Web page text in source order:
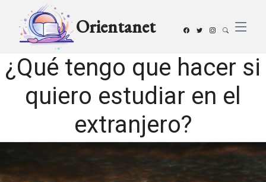
Orientanet
¿Qué tengo que hacer si
quiero estudiar en el
extranjero?